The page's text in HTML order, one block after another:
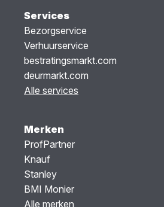
Services
Bezorgservice
Verhuurservice
bestratingsmarkt.com
deurmarkt.com
Alle services
Merken
ProfPartner
Knauf
Stanley
BMI Monier
Alle merken